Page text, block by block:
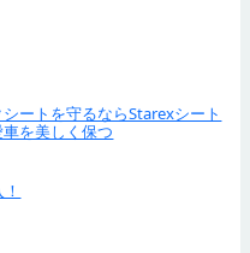
ートを守るならStarexシート
を美しく保つ